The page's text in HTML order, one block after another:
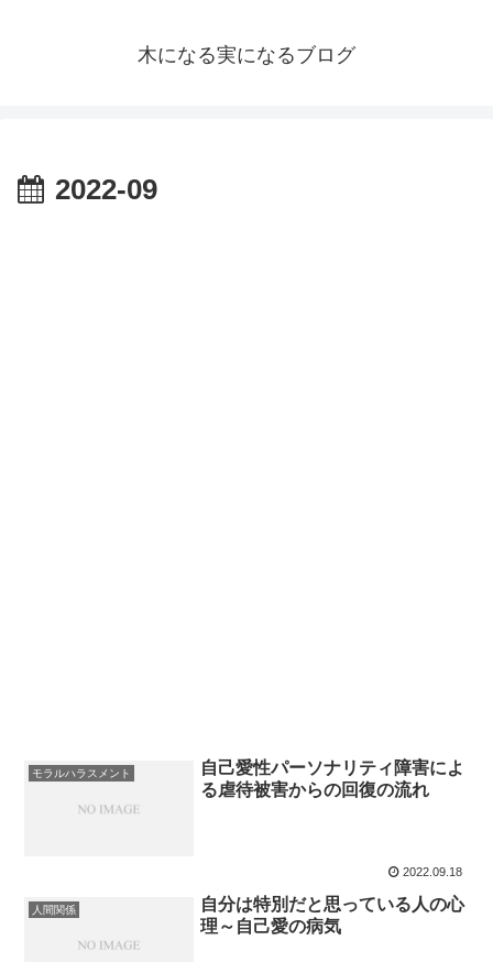
木になる実になるブログ
2022-09
モラルハラスメント
自己愛性パーソナリティ障害によ
る虐待被害からの回復の流れ
2022.09.18
人間関係
自分は特別だと思っている人の心
理～自己愛の病気